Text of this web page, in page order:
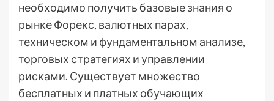
необходимо получить базовые знания о
рынке Форекс, валютных парах,
техническом и фундаментальном анализе,
торговых стратегиях и управлении
рисками. Существует множество
бесплатных и платных обучающих